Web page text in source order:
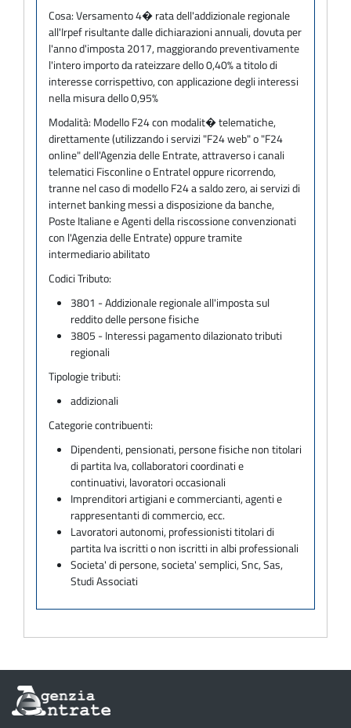
Cosa:Versamento 4� rata dell'addizionale regionale
all'Irpef risultante dalle dichiarazioni annuali, dovuta per
l'anno d'imposta 2017, maggiorando preventivamente
l'intero importo da rateizzare dello 0,40% a titolo di
interesse corrispettivo, con applicazione degli interessi
nella misura dello 0,95%
Modalità: Modello F24 con modalit� telematiche,
direttamente (utilizzando i servizi "F24 web" o "F24
online" dell'Agenzia delle Entrate, attraverso i canali
telematici Fisconline o Entratel oppure ricorrendo,
tranne nel caso di modello F24 a saldo zero, ai servizi di
internet banking messi a disposizione da banche,
Poste Italiane e Agenti della riscossione convenzionati
con l'Agenzia delle Entrate) oppure tramite
intermediario abilitato
Codici Tributo:
3801 - Addizionale regionale all'imposta sul
reddito delle persone fisiche
3805 - Interessi pagamento dilazionato tributi
regionali
Tipologie tributi:
addizionali
Categorie contribuenti:
Dipendenti, pensionati, persone fisiche non titolari
di partita Iva, collaboratori coordinati e
continuativi, lavoratori occasionali
Imprenditori artigiani e commercianti, agenti e
rappresentanti di commercio, ecc.
Lavoratori autonomi, professionisti titolari di
partita Iva iscritti o non iscritti in albi professionali
Societa' di persone, societa' semplici, Snc, Sas,
Studi Associati
Informazioni
sul